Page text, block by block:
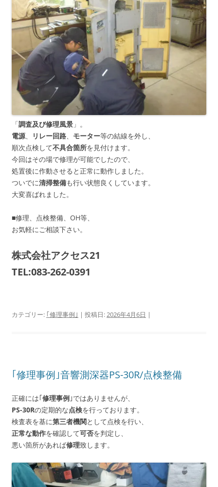
「調査及び修理風景 」。
電源、 リレー回路、 モーター等の結線を外し、
順次点検して不具合箇所を見付けます。
今回はその場で修理が可能でしたので、
処置後に作動させると正常に動作しました。
ついでに清掃整備も行い状態良くしています。
大変喜ばれました。
■修理、点検整備、OH等、
お気軽にご相談下さい。
株式会社アクセス21
TEL:083-262-0391
カテゴリー: ｢修理事例｣ | 投稿日:2026年4月6日 |
｢修理事例｣音響測深器PS-30R/点検整備
正確には｢修理事例 ｣ではありませんが、
PS-30Rの定期的な点検を行っております。
検査表を基に第三者機関として点検を行い、
正常な動作を確認して可否を判定し、
悪い箇所があれば修理致します。